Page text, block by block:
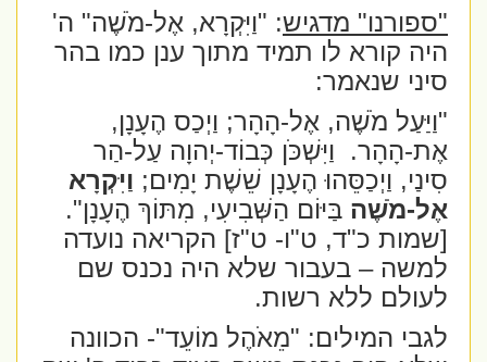
"ספורנו" מדגיש: "וַיִּקְרָא, אֶל-מֹשֶׁה" ה'
היה קורא לו תמיד מתוך ענן כמו בהר
סיני שנאמר:
"וַיַּעַל מֹשֶׁה, אֶל-הָהָר; וַיְכַס הֶעָנָן,
אֶת-הָהָר.
וַיִּשְׁכֹּן כְּבוֹד-יְהוָה עַל-הַר
סִינַי, וַיְכַסֵּהוּ הֶעָנָן שֵׁשֶׁת יָמִים;וַיִּקְרָא
אֶל-מֹשֶׁהבַּיּוֹם הַשְּׁבִיעִי, מִתּוֹךְ הֶעָנָן".
[שמות כ"ד, ט"ו- ט"ז] הקריאה נועדה
למשה – בעבור שלא היה נכנס שם
לעולם ללא רשות.
לגבי המילים: "מֵאֹהֶל מוֹעֵד"- הכוונה